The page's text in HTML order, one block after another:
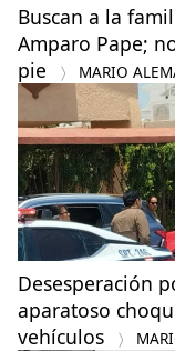
Buscan a la
Amparo Pape;
pie
MARIO
Desesperación
aparatoso
vehículos